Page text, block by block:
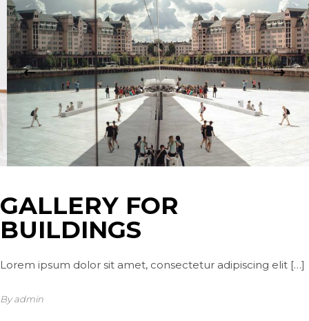
GALLERY FOR
BUILDINGS
Lorem ipsum dolor sit amet, consectetur adipiscing elit […]
By admin